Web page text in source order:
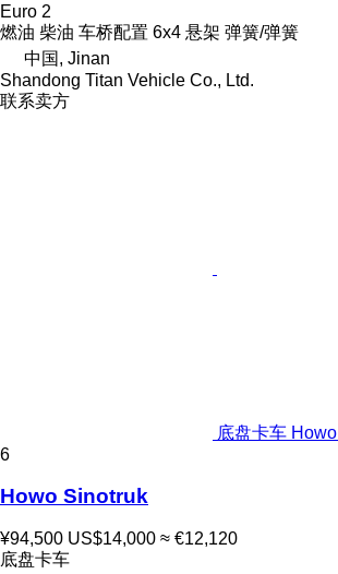
Euro 2
燃油 柴油 车桥配置 6x4 悬架 弹簧/弹簧
中国, Jinan
Shandong Titan Vehicle Co., Ltd.
联系卖方
底盘卡车
6
Howo Sinotruk
¥94,500 US$14,000 ≈ €12,120
底盘卡车